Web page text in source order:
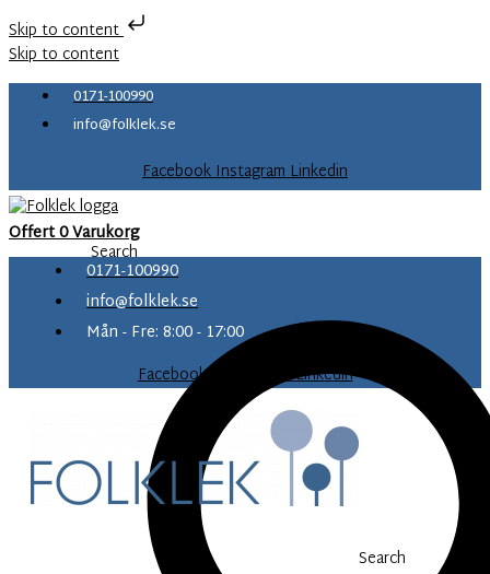
Skip to content
Skip to content
0171-100990
info@folklek.se
FacebookInstagramLinkedin
Offert0Varukorg
Search
0171-100990
info@folklek.se
Mån - Fre: 8:00 - 17:00
Facebook-f
InstagramLinkedin
Search